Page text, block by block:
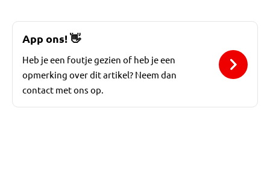
App ons!👋
Heb je een foutje gezien of heb je een
opmerking over dit artikel? Neem dan
contact met ons op.